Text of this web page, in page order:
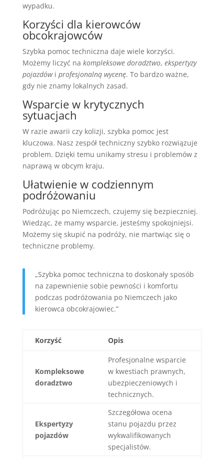
wypadku.
Korzyści dla kierowców
obcokrajowców
Szybka pomoc techniczna daje wiele korzyści.
Możemy liczyć na kompleksowe doradztwo, ekspertyzy
pojazdówi profesjonalną wycenę. To bardzo ważne,
gdy nie znamy lokalnych zasad.
Wsparcie w krytycznych
sytuacjach
W razie awarii czy kolizji, szybka pomoc jest
kluczowa. Nasz zespół techniczny szybko rozwiązuje
problem. Dzięki temu unikamy stresu i problemów z
naprawą w obcym kraju.
Ułatwienie w codziennym
podróżowaniu
Podróżując po Niemczech, czujemy się bezpieczniej.
Wiedząc, że mamy wsparcie, jesteśmy spokojniejsi.
Możemy się skupić na podróży, nie martwiąc się o
techniczne problemy.
„Szybka pomoc techniczna to doskonały sposób
na zapewnienie sobie pewności i komfortu
podczas podróżowania po Niemczech jako
kierowca obcokrajowiec.”
Korzyść Opis
Kompleksowe
doradztwo
Profesjonalne wsparcie
w kwestiach prawnych,
ubezpieczeniowych i
technicznych.
Ekspertyzy
pojazdów
Szczegółowa ocena
stanu pojazdu przez
wykwalifikowanych
specjalistów.